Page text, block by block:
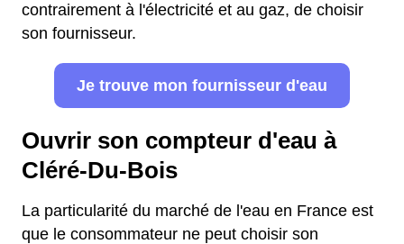
contrairement à l'électricité et au gaz, de choisir
son fournisseur.
Je trouve mon fournisseur d'eau
Ouvrir son compteur d'eau à
Cléré-Du-Bois
La particularité du marché de l'eau en France est
que le consommateur ne peut choisir son